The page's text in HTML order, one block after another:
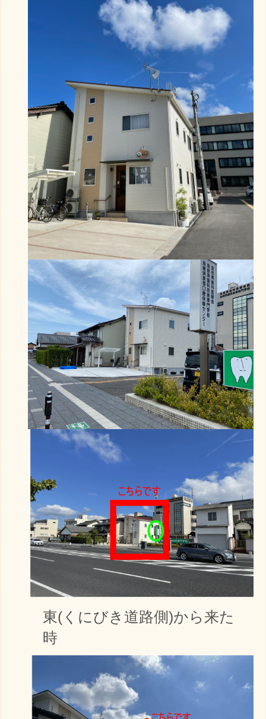
東(くにびき道路側)から来た
時